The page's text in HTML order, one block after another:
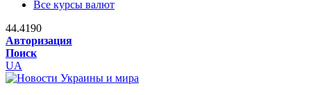
Все курсы валют
44.4190
Авторизация
Поиск
UA